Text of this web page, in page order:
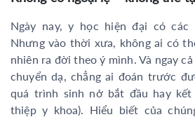
Ngày nay, y học hiện đại có các
Nhưng vào thời xưa, không ai có
nhiên ra đời theo ý mình. Và ngay
chuyển dạ, chẳng ai đoán trước
quá trình sinh nở bắt đầu hay
thiệp y khoa). Hiểu biết của